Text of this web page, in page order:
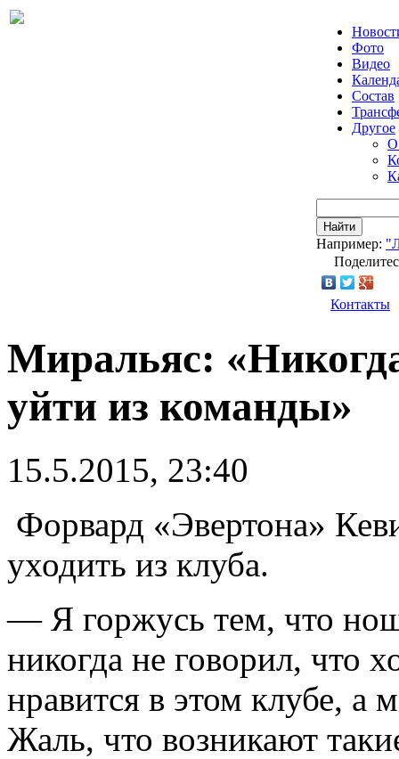
Фото
Видео
Состав
Другое
О
Найти
Например:
Контакты
Миральяс:
уйти из команды»
15.5.2015, 23:40
Форвард «Эвертона»
уходить из клуба.
— Я горжусь тем, что
никогда не говорил, что
нравится в этом клубе, а
Жаль, что возникают